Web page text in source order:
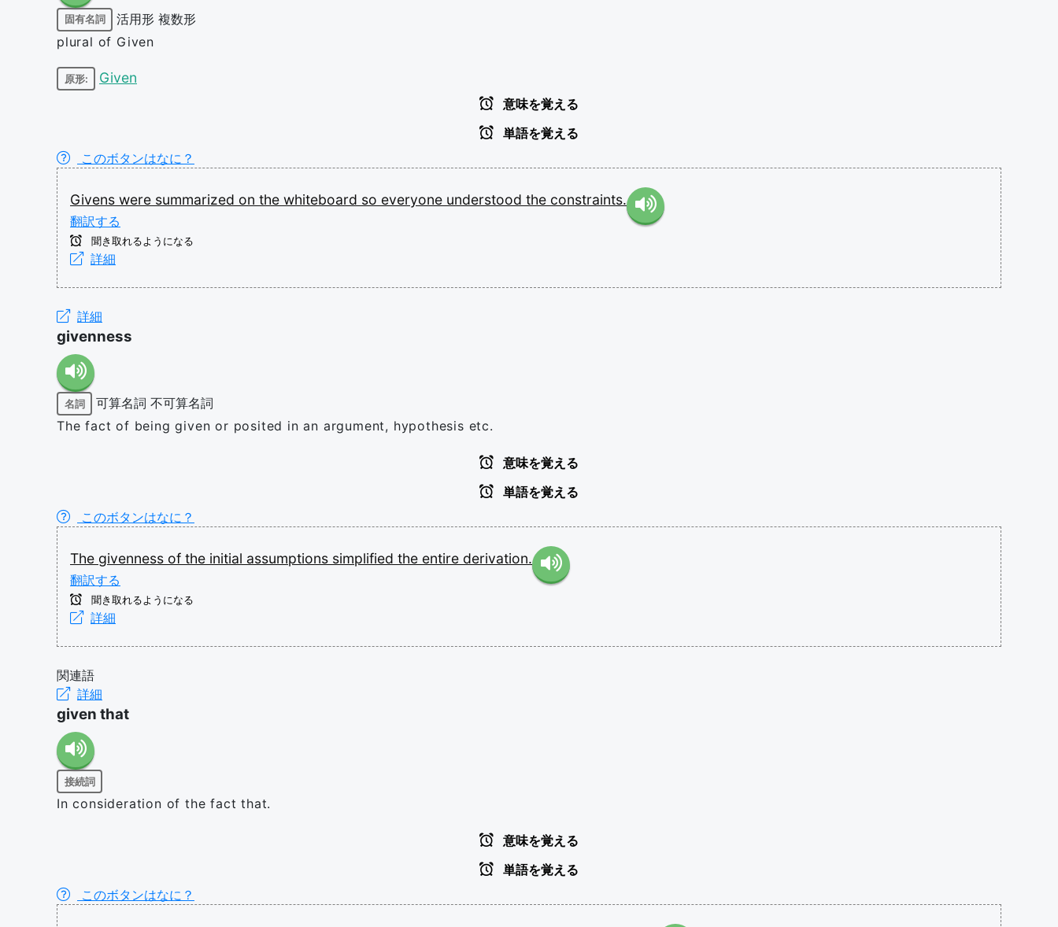
固有名詞 活用形 複数形
plural of Given
原形: Given
意味を覚える
単語を覚える
このボタンはなに？
Givens were summarized on the whiteboard so everyone understood the constraints.
翻訳する
聞き取れるようになる
詳細
詳細
givenness
名詞 可算名詞 不可算名詞
The fact of being given or posited in an argument, hypothesis etc.
意味を覚える
単語を覚える
このボタンはなに？
The givenness of the initial assumptions simplified the entire derivation.
翻訳する
聞き取れるようになる
詳細
関連語
詳細
given that
接続詞
In consideration of the fact that.
意味を覚える
単語を覚える
このボタンはなに？